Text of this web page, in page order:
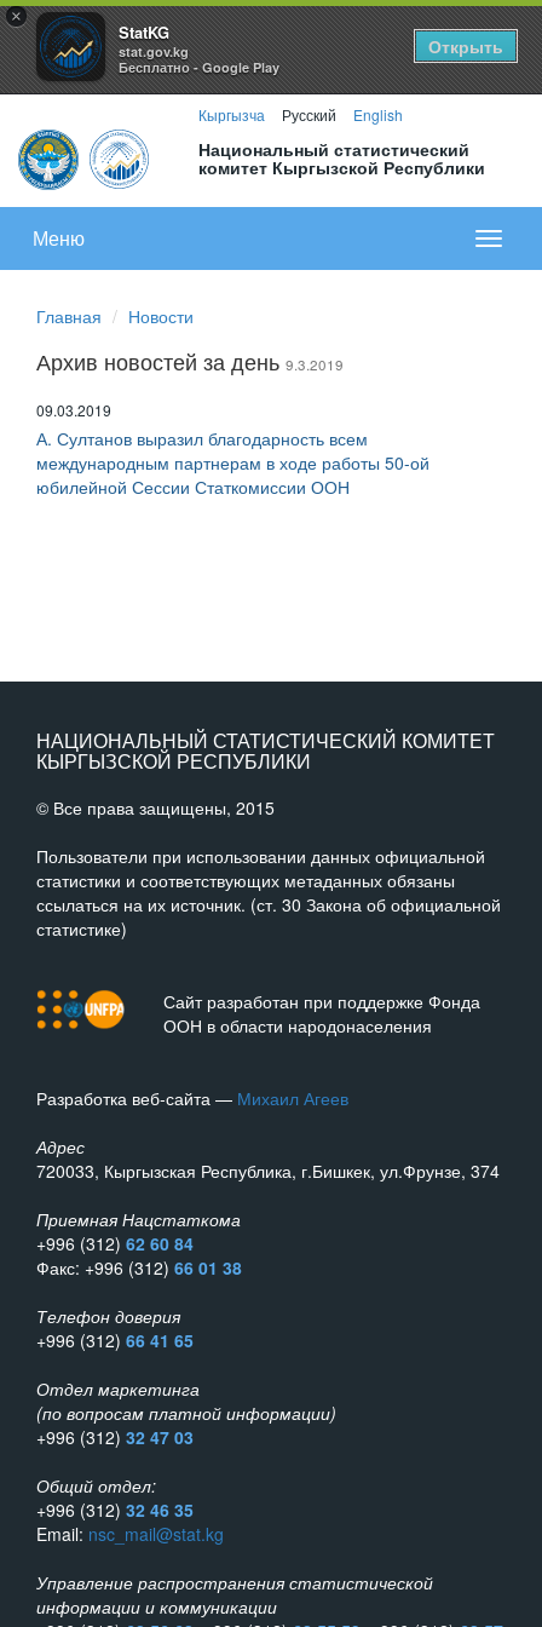
×
StatKG
stat.gov.kg
Бесплатно - Google Play
Открыть
Кыргызча Русский English
Национальный статистический
комитет Кыргызской Республики
меню
Меню
Главная Новости
Архив новостей за день 9.3.2019
09.03.2019
А. Султанов выразил благодарность всем
международным партнерам в ходе работы 50-ой
юбилейной Сессии Статкомиссии ООН
НАЦИОНАЛЬНЫЙ СТАТИСТИЧЕСКИЙ КОМИТЕТ
КЫРГЫЗСКОЙ РЕСПУБЛИКИ
© Все права защищены, 2015
Пользователи при использовании данных официальной
статистики и соответствующих метаданных обязаны
ссылаться на их источник. (ст. 30 Закона об официальной
статистике)
Сайт разработан при поддержке Фонда
ООН в области народонаселения
Разработка веб-сайта — Михаил Агеев
Адрес
720033, Кыргызская Республика, г.Бишкек, ул.Фрунзе, 374
Приемная Нацстаткома
+996 (312) 62 60 84
Факс: +996 (312) 66 01 38
Телефон доверия
+996 (312) 66 41 65
Отдел маркетинга
(по вопросам платной информации)
+996 (312) 32 47 03
Общий отдел:
+996 (312) 32 46 35
Email: nsc_mail@stat.kg
Управление распространения статистической
информации и коммуникации